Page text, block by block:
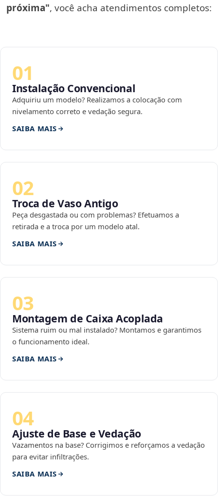
próxima", você acha atendimentos completos:
01
Instalação Convencional
Adquiriu um modelo? Realizamos a colocação com
nivelamento correto e vedação segura.
SAIBA MAIS
02
Troca de Vaso Antigo
Peça desgastada ou com problemas? Efetuamos a
retirada e a troca por um modelo atal.
SAIBA MAIS
03
Montagem de Caixa Acoplada
Sistema ruim ou mal instalado? Montamos e garantimos
o funcionamento ideal.
SAIBA MAIS
04
Ajuste de Base e Vedação
Vazamentos na base? Corrigimos e reforçamos a vedação
para evitar infiltrações.
SAIBA MAIS